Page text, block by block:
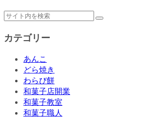
カテゴリー
あんこ
どら焼き
わらび餅
和菓子店開業
和菓子教室
和菓子職人